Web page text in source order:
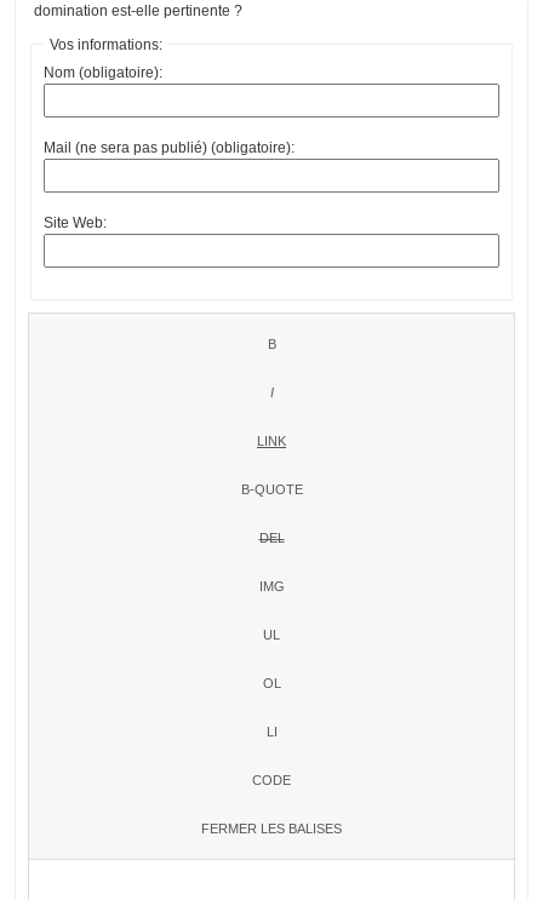
domination est-elle pertinente ?
Vos informations:
Nom (obligatoire):
Mail (ne sera pas publié) (obligatoire):
Site Web: